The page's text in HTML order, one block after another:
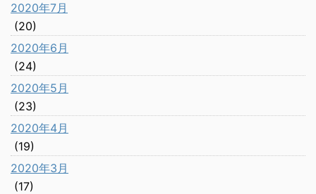
2020年7月
(20)
2020年6月
(24)
2020年5月
(23)
2020年4月
(19)
2020年3月
(17)